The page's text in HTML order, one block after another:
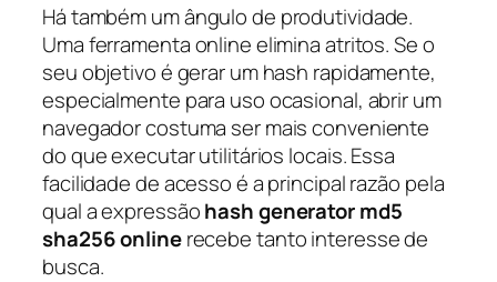
Há também um ângulo de produtividade.
Uma ferramenta online elimina atritos. Se o
seu objetivo é gerar um hash rapidamente,
especialmente para uso ocasional, abrir um
navegador costuma ser mais conveniente
do que executar utilitários locais. Essa
facilidade de acesso é a principal razão pela
qual a expressãohash generator md5
sha256 onlinerecebe tanto interesse de
busca.